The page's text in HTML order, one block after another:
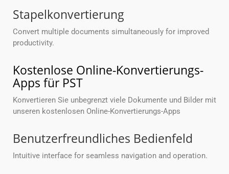
Stapelkonvertierung
Convert multiple documents simultaneously for improved
productivity.
Kostenlose Online-Konvertierungs-
Apps für PST
Konvertieren Sie unbegrenzt viele Dokumente und Bilder mit
unseren kostenlosen Online-Konvertierungs-Apps
Benutzerfreundliches Bedienfeld
Intuitive interface for seamless navigation and operation.